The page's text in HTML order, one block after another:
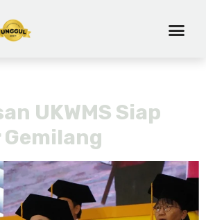
UKWMS Siap